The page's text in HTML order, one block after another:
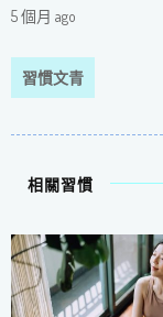
5 個月 ago
習慣文青
相關習慣